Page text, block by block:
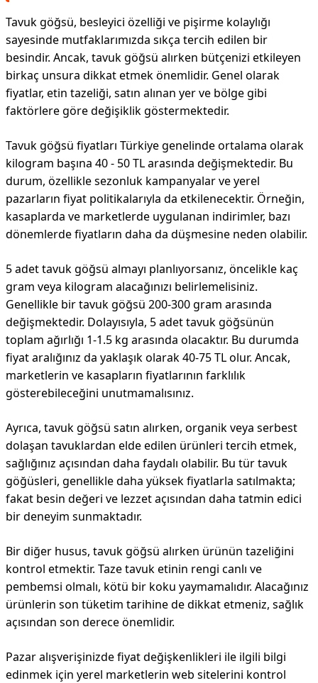
Tavuk göğsü, besleyici özelliği ve pişirme kolaylığı
sayesinde mutfaklarımızda sıkça tercih edilen bir
besindir. Ancak, tavuk göğsü alırken bütçenizi etkileyen
birkaç unsura dikkat etmek önemlidir. Genel olarak
fiyatlar, etin tazeliği, satın alınan yer ve bölge gibi
faktörlere göre değişiklik göstermektedir.
Tavuk göğsü fiyatları Türkiye genelinde ortalama olarak
kilogram başına 40 - 50 TL arasında değişmektedir. Bu
durum, özellikle sezonluk kampanyalar ve yerel
pazarların fiyat politikalarıyla da etkilenecektir. Örneğin,
kasaplarda ve marketlerde uygulanan indirimler, bazı
dönemlerde fiyatların daha da düşmesine neden olabilir.
5 adet tavuk göğsü almayı planlıyorsanız, öncelikle kaç
gram veya kilogram alacağınızı belirlemelisiniz.
Genellikle bir tavuk göğsü 200-300 gram arasında
değişmektedir. Dolayısıyla, 5 adet tavuk göğsünün
toplam ağırlığı 1-1.5 kg arasında olacaktır. Bu durumda
fiyat aralığınız da yaklaşık olarak 40-75 TL olur. Ancak,
marketlerin ve kasapların fiyatlarının farklılık
gösterebileceğini unutmamalısınız.
Ayrıca, tavuk göğsü satın alırken, organik veya serbest
dolaşan tavuklardan elde edilen ürünleri tercih etmek,
sağlığınız açısından daha faydalı olabilir. Bu tür tavuk
göğüsleri, genellikle daha yüksek fiyatlarla satılmakta;
fakat besin değeri ve lezzet açısından daha tatmin edici
bir deneyim sunmaktadır.
Bir diğer husus, tavuk göğsü alırken ürünün tazeliğini
kontrol etmektir. Taze tavuk etinin rengi canlı ve
pembemsi olmalı, kötü bir koku yaymamalıdır. Alacağınız
ürünlerin son tüketim tarihine de dikkat etmeniz, sağlık
açısından son derece önemlidir.
Pazar alışverişinizde fiyat değişkenlikleri ile ilgili bilgi
edinmek için yerel marketlerin web sitelerini kontrol